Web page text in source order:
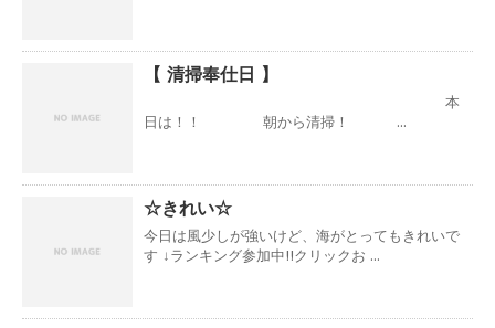
【 清掃奉仕日 】
本
日は！！ 朝から清掃！ ...
☆きれい☆
今日は風少しが強いけど、海がとってもきれいで
す ↓ランキング参加中!!クリックお ...